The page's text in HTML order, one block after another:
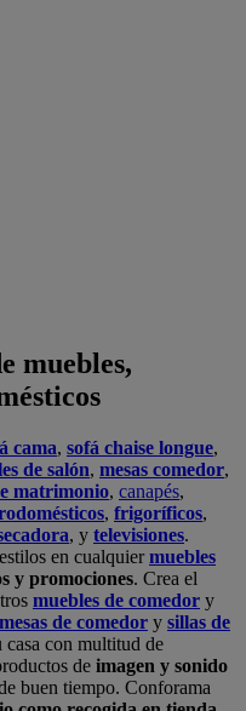
muebles,
cama, sofá chaise longue,
de salón, mesas comedor,
matrimonio, canapés,
, frigoríficos,
, y televisiones.
en cualquiermuebles
y promociones. Crea el
muebles de comedor y
mesas de comedor y sillas de
casa con multitud de
de imagen y sonido
buen tiempo. Conforama